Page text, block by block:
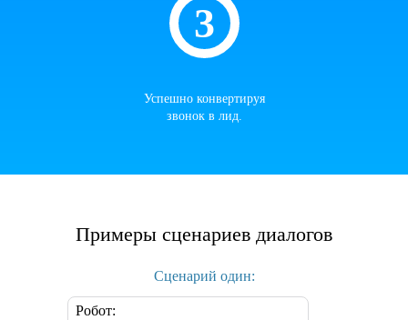
Успешно конвертируя
звонок в лид.
Примеры сценариев диалогов
Сценарий один:
Робот: